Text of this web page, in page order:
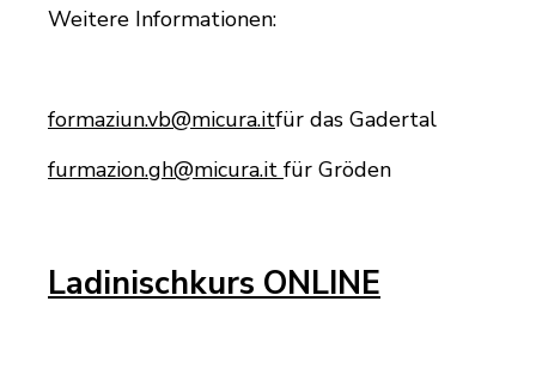
Weitere Informationen:
formaziun.vb@micura.itfür das Gadertal
furmazion.gh@micura.it für Gröden
Ladinischkurs ONLINE